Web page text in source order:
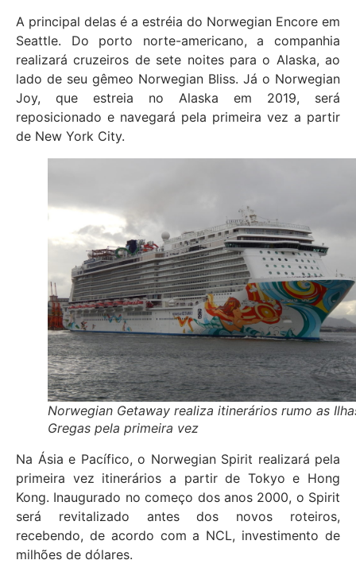
A principal delas é a estréia do Norwegian Encore em
Seattle. Do porto norte-americano, a companhia
realizará cruzeiros de sete noites para o Alaska, ao
lado de seu gêmeo Norwegian Bliss. Já o Norwegian
Joy, que estreia no Alaska em 2019, será
reposicionado e navegará pela primeira vez a partir
de New York City.
Norwegian Getaway realiza itinerários rumo as
Gregas pela primeira vez
Na Ásia e Pacífico, o Norwegian Spirit realizará pela
primeira vez itinerários a partir de Tokyo e Hong
Kong. Inaugurado no começo dos anos 2000, o Spirit
será revitalizado antes dos novos roteiros,
recebendo, de acordo com a NCL, investimento de
milhões de dólares.